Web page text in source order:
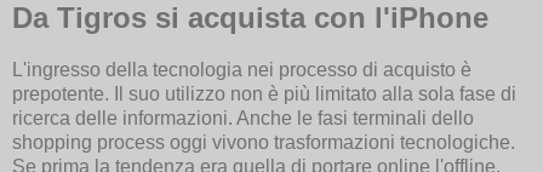
Da Tigros si acquista con l'iPhone
L'ingresso della tecnologia nei processo di acquisto è
prepotente. Il suo utilizzo non è più limitato alla sola fase di
ricerca delle informazioni. Anche le fasi terminali dello
shopping process oggi vivono trasformazioni tecnologiche.
Se prima la tendenza era quella di portare online l'offline,